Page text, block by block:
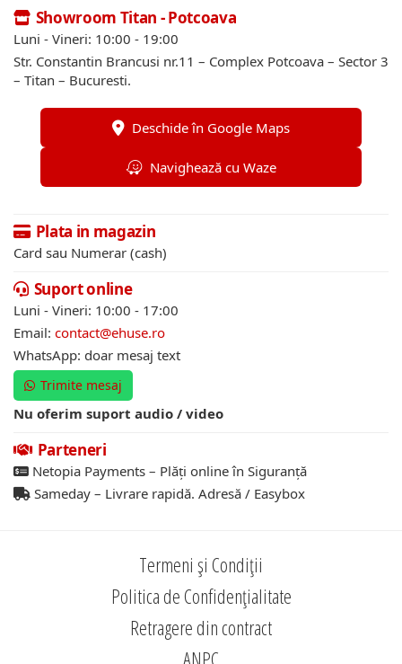
Showroom Titan - Potcoava
Luni - Vineri: 10:00 - 19:00
Str. Constantin Brancusi nr.11 – Complex Potcoava – Sector 3
– Titan – Bucuresti.
Deschide în Google Maps
Navighează cu Waze
Plata in magazin
Card sau Numerar (cash)
Suport online
Luni - Vineri: 10:00 - 17:00
Email: contact@ehuse.ro
WhatsApp: doar mesaj text
Trimite mesaj
Nu oferim suport audio / video
Parteneri
Netopia Payments – Plăți online în Siguranță
Sameday – Livrare rapidă. Adresă / Easybox
Termeni și Condiții
Politica de Confidențialitate
Retragere din contract
ANPC